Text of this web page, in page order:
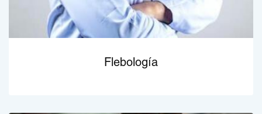
Flebología